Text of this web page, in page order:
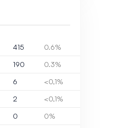
415 0.6%
190 0.3%
6 <0,1%
2 <0,1%
0 0%